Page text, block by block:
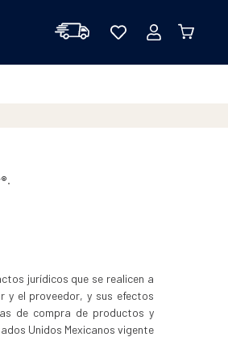
jurídicos que se realicen a
y el proveedor, y sus efectos
de compra de productos y
Unidos Mexicanos vigente